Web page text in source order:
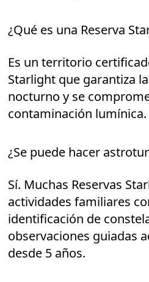
¿Qué es una Reserva
Es un territorio
Starlight que garantiza
nocturno y se
contaminación lumínica.
¿Se puede hacer
Sí. Muchas Reservas
actividades familiares
identificación de
observaciones guiadas
desde 5 años.